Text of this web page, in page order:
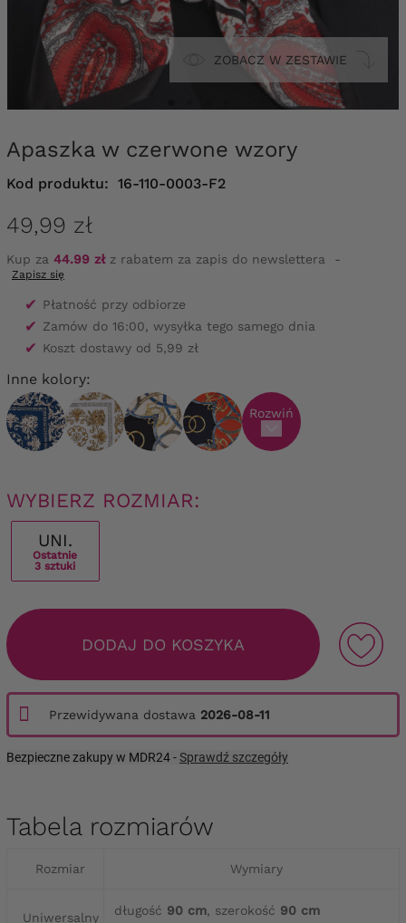
ZOBACZ W ZESTAWIE
Apaszka w czerwone wzory
Kod produktu: 16-110-0003-F2
49,99 zł
Kup za 44.99 złz rabatem za zapis do newslettera -
Zapisz się
✔ Płatność przy odbiorze
✔ Zamów do 16:00, wysyłka tego samego dnia
✔ Koszt dostawy od 5,99 zł
Inne kolory:
Rozwiń
WYBIERZ ROZMIAR:
UNI.
Ostatnie
3 sztuki
DODAJ DO KOSZYKA
Przewidywana dostawa 2026-08-11
Bezpieczne zakupy w MDR24 -Sprawdź szczegóły
Tabela rozmiarów
Rozmiar Wymiary
Uniwersalny długość 90 cm, szerokość 90 cm